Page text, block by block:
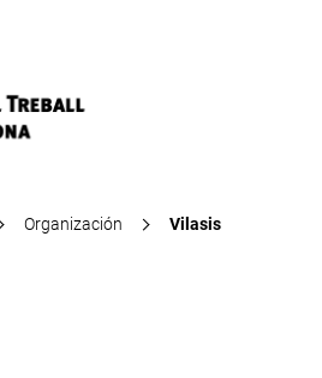
Organización Vilasis